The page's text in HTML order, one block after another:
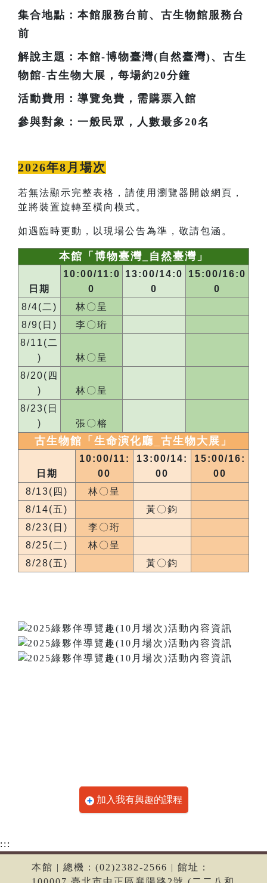
集合地點：本館服務台前、古生物館服務台
前
解說主題：本館-博物臺灣(自然臺灣)、古生
物館-古生物大展，每場約20分鐘
活動費用：導覽免費，需購票入館
參與對象：一般民眾，人數最多20名
2026年8月場次
若無法顯示完整表格，請使用瀏覽器開啟網頁，
並將裝置旋轉至橫向模式。
如遇臨時更動，以現場公告為準，敬請包涵。
本館「博物臺灣_自然臺灣」
日期
10:00/11:0
0
13:00/14:0
0
15:00/16:0
0
8/4(二)
林〇呈
8/9(日)
李〇珩
8/11(二
)
林〇呈
8/20(四
)
林〇呈
8/23(日
)
張〇榕
古生物館「生命演化廳_ 古生物大展 」
日期
10:00/11:
00
13:00/14:
00
15:00/16:
00
8/13(四)
林〇呈
8/14(五)
黃〇鈞
8/23(日)
李〇珩
8/25(二)
林〇呈
8/28(五)
黃〇鈞
加入我有興趣的課程
:::
本館 | 總機：(02)2382-2566 | 館址：